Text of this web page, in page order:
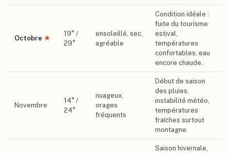
Octobre ★
19° /
29°
ensoleillé, sec,
agréable
Condition idéale :
fuite du tourisme
estival,
températures
confortables, eau
encore chaude.
Novembre
14° /
24°
nuageux,
orages
fréquents
Début de saison
des pluies,
instabilité météo,
températures
fraîches surtout
montagne.
Saison hivernale,